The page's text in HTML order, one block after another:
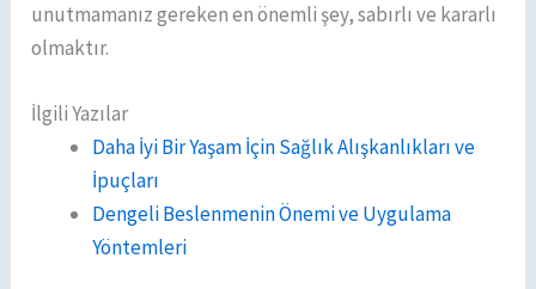
unutmamanız gereken en önemli şey, sabırlı ve kararlı
olmaktır.
İlgili Yazılar
Daha İyi Bir Yaşam İçin Sağlık Alışkanlıkları ve
İpuçları
Dengeli Beslenmenin Önemi ve Uygulama
Yöntemleri